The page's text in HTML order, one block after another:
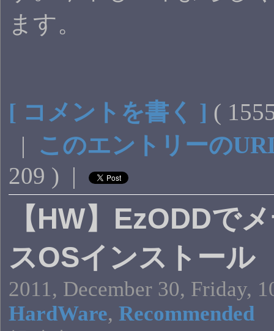
ます。
[ コメントを書く ] (
| このエントリーの
209 ) |
【HW】EzODDで
スOSインストール
2011, December 30, Friday,
HardWare, Recommended